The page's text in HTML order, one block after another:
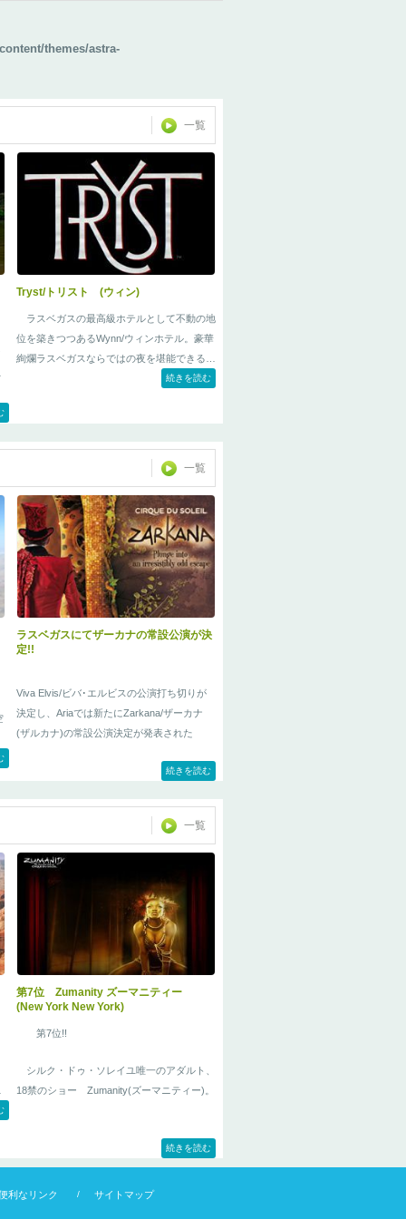
themes/astra-
一覧
Tryst/トリスト (ウィン)
ラスベガスの最高級ホテルとして不動の地
位を築きつつあるWynn/ウィンホテル。豪華
絢爛ラスベガスならではの夜を堪能できる5
トリスト(トライ
続きを読む
一覧
ラスベガスにてザーカナの常設公演が決
定!!
Viva Elvis/ビバ･エルビスの公演打ち切りが
決定し、Ariaでは新たにZarkana/ザーカナ
(ザルカナ)の常設公演決定が発表された
続きを読む
一覧
第7位 Zumanity ズーマニティー
(New York New York)
第7位!!
シルク・ドゥ・ソレイユ唯一のアダルト、
18禁のショー Zumanity(ズーマニティー)。
続きを読む
利なリンク サイトマップ